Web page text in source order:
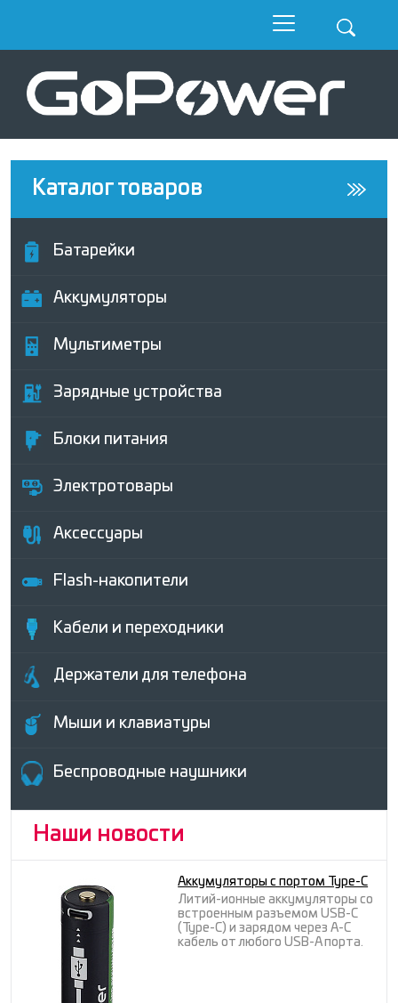
Каталог товаров
Батарейки
Аккумуляторы
Мультиметры
Зарядные устройства
Блоки питания
Электротовары
Аксессуары
Flash-накопители
Кабели и переходники
Держатели для телефона
Мыши и клавиатуры
Беcпроводные наушники
Наши новости
Аккумуляторы с портом Type-C
Литий-ионные аккумуляторы со
встроенным разъемом USB-C
(Type-C) и зарядом через A-C
кабель от любого USB-A порта.